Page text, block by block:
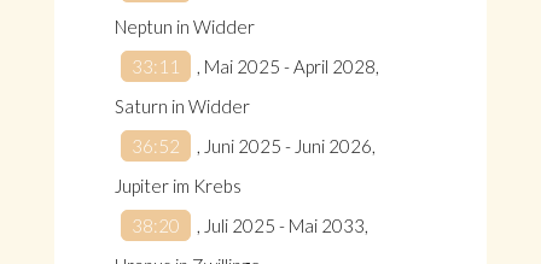
Neptun in Widder
33:11
, Mai 2025 - April 2028,
Saturn in Widder
36:52
, Juni 2025 - Juni 2026,
Jupiter im Krebs
38:20
, Juli 2025 - Mai 2033,